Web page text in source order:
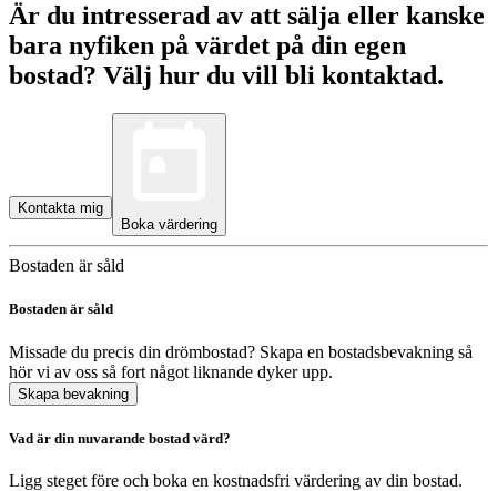
Är du intresserad av att sälja eller kanske
bara nyfiken på värdet på din egen
bostad? Välj hur du vill bli kontaktad.
Kontakta mig
Boka värdering
Bostaden är såld
Bostaden är såld
Missade du precis din drömbostad? Skapa en bostadsbevakning så
hör vi av oss så fort något liknande dyker upp.
Skapa bevakning
Vad är din nuvarande bostad värd?
Ligg steget före och boka en kostnadsfri värdering av din bostad.